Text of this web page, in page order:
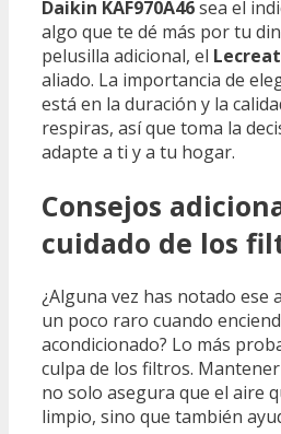
Daikin KAF970A46sea el
algo que te dé más por tu
pelusilla adicional, el
aliado. La importancia de
está en la duración y la
respiras, así que toma la
adapte a ti y a tu hogar.
Consejos
cuidado de los
¿Alguna vez has notado ese
un poco raro cuando
acondicionado? Lo más
culpa de los filtros.
no solo asegura que el aire
limpio, sino que también